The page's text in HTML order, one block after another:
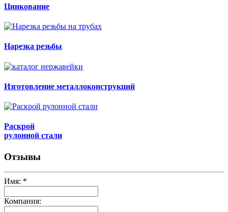
Цинкование
Нарезка резьбы
Изготовление металлоконструкций
Раскрой
рулонной стали
Отзывы
Имя: *
Компания: